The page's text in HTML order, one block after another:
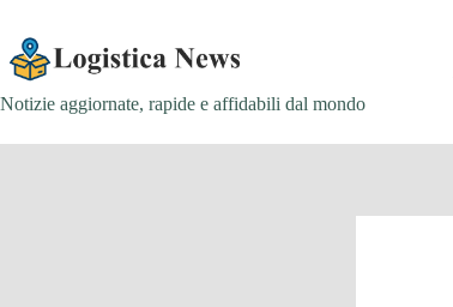
contenuto
Notizie aggiornate, rapide e affidabili dal mondo